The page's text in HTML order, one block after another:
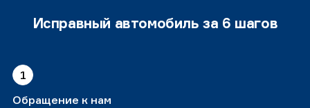
Исправный автомобиль за 6 шагов
1
Обращение к нам